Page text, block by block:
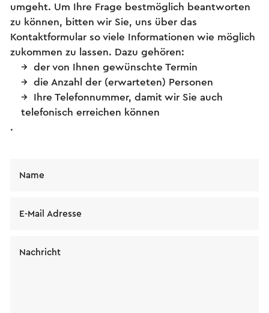
umgeht. Um Ihre Frage bestmöglich beantworten
zu können, bitten wir Sie, uns über das
Kontaktformular so viele Informationen wie möglich
zukommen zu lassen. Dazu gehören:
der von Ihnen gewünschte Termin
die Anzahl der (erwarteten) Personen
Ihre Telefonnummer, damit wir Sie auch
telefonisch erreichen können
.
Name
E-Mail Adresse
Nachricht